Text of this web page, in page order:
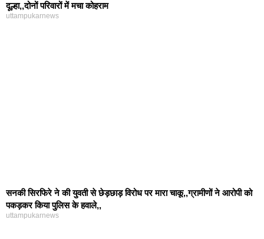
दूल्हा,,दोनों परिवारों में मचा कोहराम
uttampukarnews
सनकी सिरफिरे ने की युवती से छेड़छाड़ विरोध पर मारा चाकू,,ग्रामीणों ने आरोपी को
पकड़कर किया पुलिस के हवाले,,
uttampukarnews